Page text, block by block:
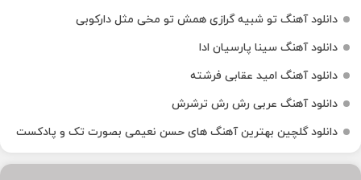
دانلود آهنگ تو شبیه گرازی همش تو مخی مثل دارکوبی
دانلود آهنگ سینا پارسیان ادا
دانلود آهنگ امید عقابی فرشته
دانلود آهنگ عربی رش رش ترشرش
دانلود گلچین بهترین آهنگ های حسن نعیمی بصورت تک و پادکست